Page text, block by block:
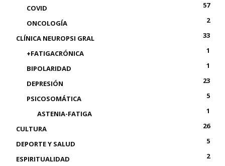
COVID
57
ONCOLOGÍA
2
CLÍNICA NEUROPSI GRAL
33
+FATIGACRÓNICA
1
BIPOLARIDAD
1
DEPRESIÓN
23
PSICOSOMÁTICA
5
ASTENIA-FATIGA
1
CULTURA
26
DEPORTE Y SALUD
5
ESPIRITUALIDAD
2